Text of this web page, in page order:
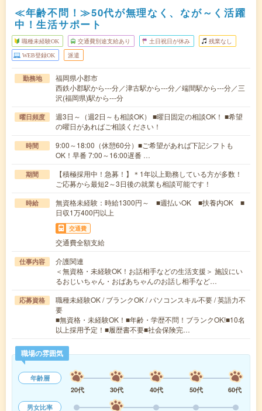
≪年齢不問！≫50代が無理なく、なが～く活躍
中！生活サポート
職種未経験OK 交通費別途支給あり 土日祝日が休み 残業なし
WEB登録OK 派遣
勤務地
福岡県小郡市
西鉄小郡駅から---分／津古駅から---分／端間駅から---分／三
沢(福岡県)駅から---分
曜日頻度
週3日～（週2日～も相談OK） ■曜日固定の相談OK！ ■希望
の曜日があればご相談ください！
時間
9:00～18:00（休憩60分）■ご希望があれば下記シフトも
OK！早番 7:00～16:00遅番 …
期間
【積極採用中！急募！】＊1年以上勤務している方が多数！
ご応募から最短2～3日後の就業も相談可能です！
時給
無資格未経験：時給1300円～ ■週払いOK ■扶養内OK ■
日収1万400円以上
交通費
交通費全額支給
仕事内容
介護関連
＜無資格・未経験OK！お話相手などの生活支援＞ 施設にい
るおじいちゃん・おばあちゃんのお話し相手など…
応募資格
職種未経験OK / ブランクOK / パソコンスキル不要 / 英語力不
要
■無資格・未経験OK！■年齢・学歴不問！ブランクOK!■10名
以上採用予定！■履歴書不要■社会保険完…
職場の雰囲気
年齢層
20代
30代 40代 50代
60代
男女比率